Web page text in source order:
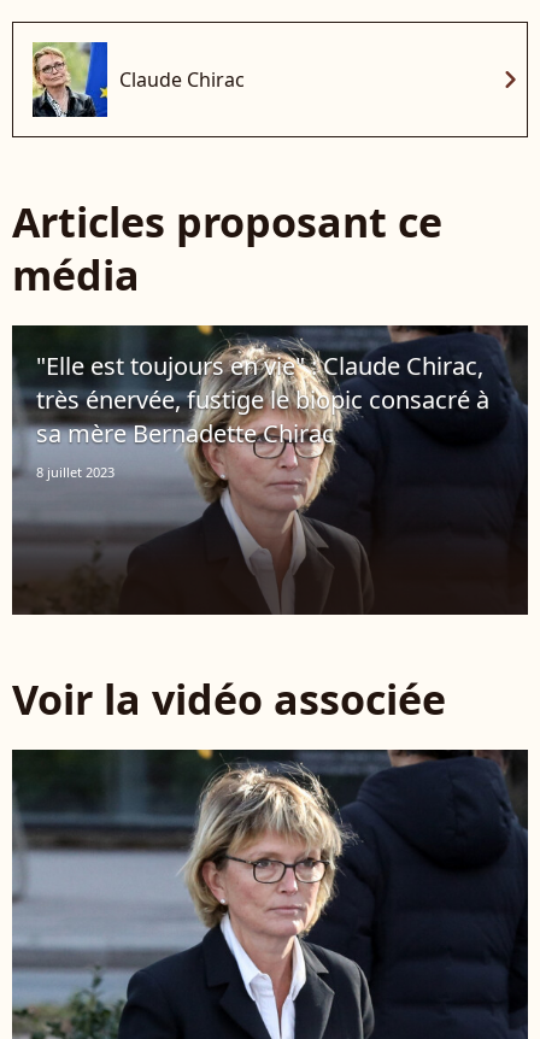
Claude Chirac chevron_right
Articles proposant ce
média
"Elle est toujours en vie" : Claude Chirac,
très énervée, fustige le biopic consacré à
sa mère Bernadette Chirac
8 juillet 2023
Voir la vidéo associée